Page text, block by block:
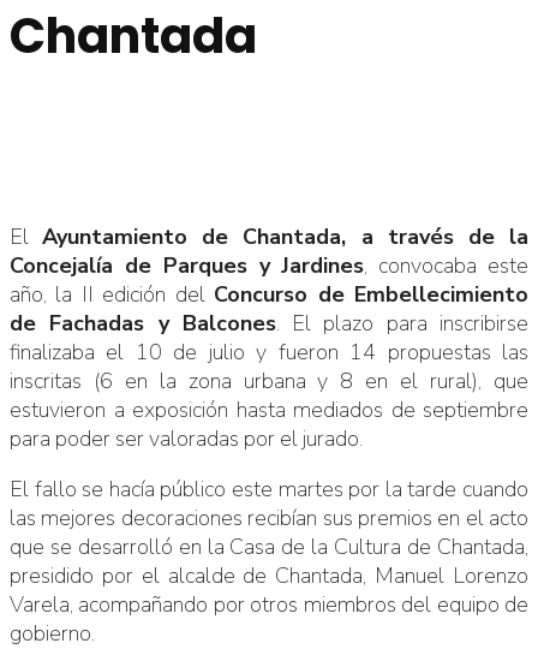
Chantada
ElAyuntamiento de Chantada, a través de la
Concejalía de Parques y Jardines, convocaba este
año, la II edición del Concurso de Embellecimiento
de Fachadas y Balcones. El plazo para inscribirse
finalizaba el 10 de julio y fueron 14 propuestas las
inscritas (6 en la zona urbana y 8 en el rural), que
estuvieron a exposición hasta mediados de septiembre
para poder ser valoradas por el jurado.
El fallo se hacía público este martes por la tarde cuando
las mejores decoraciones recibían sus premios en el acto
que se desarrolló en la Casa de la Cultura de Chantada,
presidido por el alcalde de Chantada, Manuel Lorenzo
Varela, acompañando por otros miembros del equipo de
gobierno.